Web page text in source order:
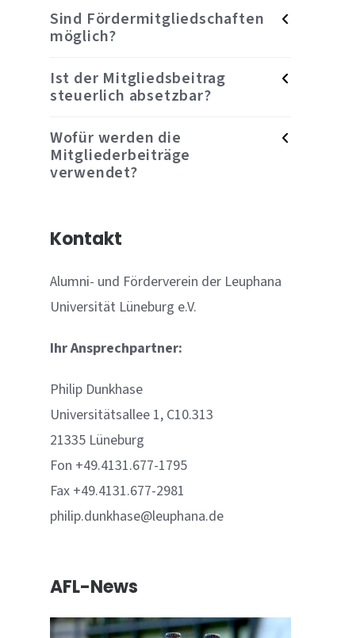
Sind Fördermitgliedschaften
möglich?
Ist der Mitgliedsbeitrag
steuerlich absetzbar?
Wofür werden die
Mitgliederbeiträge
verwendet?
Kontakt
Alumni- und Förderverein der Leuphana
Universität Lüneburg e.V.
Ihr Ansprechpartner:
Philip Dunkhase
Universitätsallee 1, C10.313
21335 Lüneburg
Fon +49.4131.677-1795
Fax +49.4131.677-2981
philip.dunkhase@leuphana.de
AFL-News